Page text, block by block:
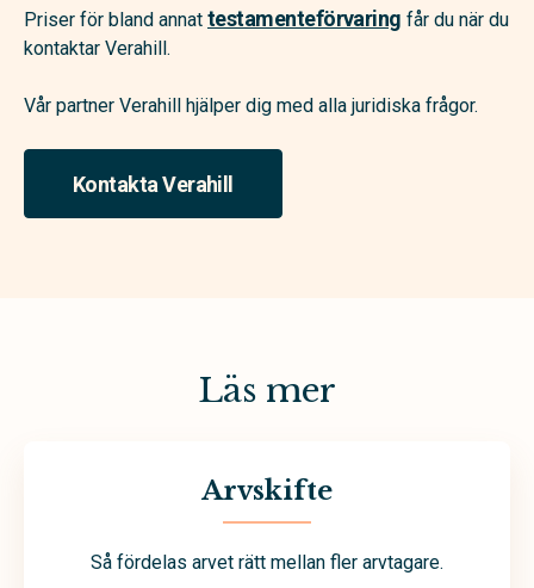
Priser för bland annat testamenteförvaring får du när du
kontaktar Verahill.
Vår partner Verahill hjälper dig med alla juridiska frågor.
Kontakta Verahill
Läs mer
Arvskifte
Så fördelas arvet rätt mellan fler arvtagare.